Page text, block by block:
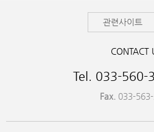
관련사이트
CONTACT
Tel. 033-560-
Fax. 033-